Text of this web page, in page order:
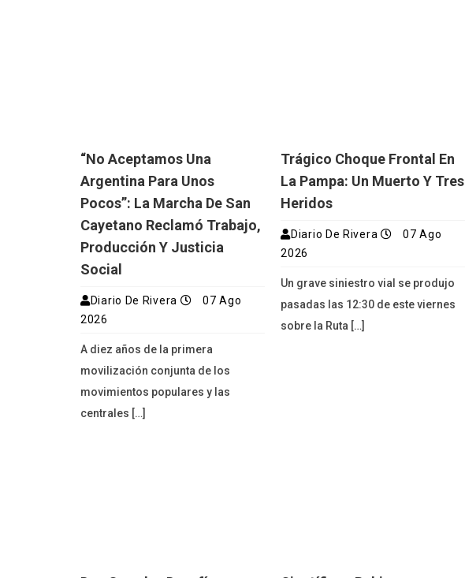
“No Aceptamos Una
Argentina Para Unos
Pocos”: La Marcha De San
Cayetano Reclamó Trabajo,
Producción Y Justicia
Social
Diario De Rivera
07 Ago
2026
A diez años de la primera
movilización conjunta de los
movimientos populares y las
centrales […]
Trágico Choque Frontal En
La Pampa: Un Muerto Y Tres
Heridos
Diario De Rivera
07 Ago
2026
Un grave siniestro vial se produjo
pasadas las 12:30 de este viernes
sobre la Ruta […]